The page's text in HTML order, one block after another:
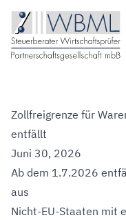
Zollfreigrenze für
entfällt
Juni 30, 2026
Ab dem 1.7.2026
aus
Nicht-EU-Staaten mit